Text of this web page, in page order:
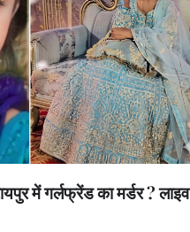
में गर्लफ्रेंड का मर्डर ? लाइव